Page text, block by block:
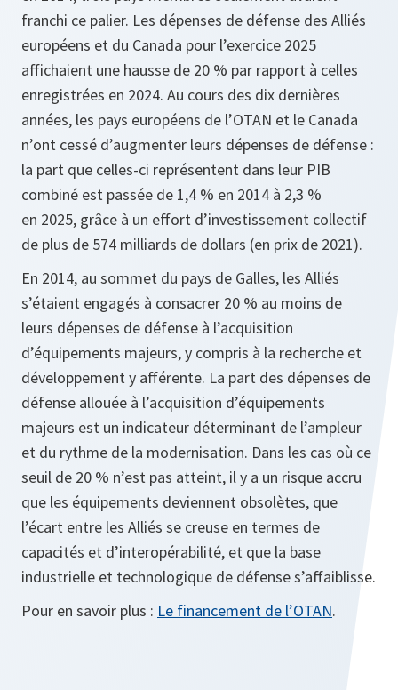
franchi ce palier. Les dépenses de défense des Alliés
européens et du Canada pour l’exercice 2025
affichaient une hausse de 20 % par rapport à celles
enregistrées en 2024. Au cours des dix dernières
années, les pays européens de l’OTAN et le Canada
n’ont cessé d’augmenter leurs dépenses de défense :
la part que celles-ci représentent dans leur PIB
combiné est passée de 1,4 % en 2014 à 2,3 %
en 2025, grâce à un effort d’investissement collectif
de plus de 574 milliards de dollars (en prix de 2021).
En 2014, au sommet du pays de Galles, les Alliés
s’étaient engagés à consacrer 20 % au moins de
leurs dépenses de défense à l’acquisition
d’équipements majeurs, y compris à la recherche et
développement y afférente. La part des dépenses de
défense allouée à l’acquisition d’équipements
majeurs est un indicateur déterminant de l’ampleur
et du rythme de la modernisation. Dans les cas où ce
seuil de 20 % n’est pas atteint, il y a un risque accru
que les équipements deviennent obsolètes, que
l’écart entre les Alliés se creuse en termes de
capacités et d’interopérabilité, et que la base
industrielle et technologique de défense s’affaiblisse.
Pour en savoir plus : Le financement de l’OTAN.